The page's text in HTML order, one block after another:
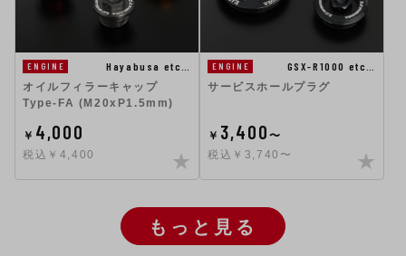
ENGINE
Hayabusa etc…
オイルフィラーキャップ
Type-FA (M20xP1.5mm)
￥ 4,000
税込￥4,400
ENGINE
GSX-R1000 etc…
サービスホールプラグ
￥ 3,400〜
税込￥3,740〜
もっと見る